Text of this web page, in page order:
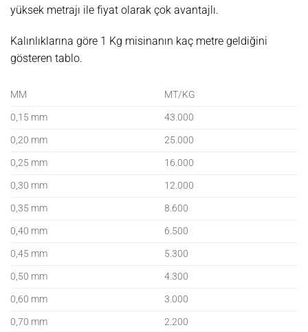
yüksek metrajı ile fiyat olarak çok avantajlı.
Kalınlıklarına göre 1 Kg misinanın kaç metre geldiğini
gösteren tablo.
MM
MT/KG
0,15 mm
43.000
0,20 mm
25.000
0,25 mm
16.000
0,30 mm
12.000
0,35 mm
8.600
0,40 mm
6.500
0,45 mm
5.300
0,50 mm
4.300
0,60 mm
3.000
0,70 mm
2.200